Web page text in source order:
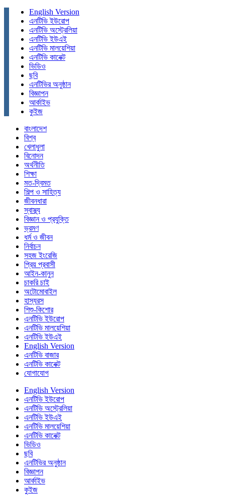
English Version
এনটিভি ইউরোপ
এনটিভি অস্ট্রেলিয়া
এনটিভি ইউএই
এনটিভি মালয়েশিয়া
এনটিভি কানেক্ট
ভিডিও
ছবি
এনটিভির অনুষ্ঠান
বিজ্ঞাপন
আর্কাইভ
কুইজ
বাংলাদেশ
বিশ্ব
খেলাধুলা
বিনোদন
অর্থনীতি
শিক্ষা
মত-দ্বিমত
শিল্প ও সাহিত্য
জীবনধারা
স্বাস্থ্য
বিজ্ঞান ও প্রযুক্তি
ভ্রমণ
ধর্ম ও জীবন
নির্বাচন
সহজ ইংরেজি
প্রিয় প্রবাসী
আইন-কানুন
চাকরি চাই
অটোমোবাইল
হাস্যরস
শিশু-কিশোর
এনটিভি ইউরোপ
এনটিভি মালয়েশিয়া
এনটিভি ইউএই
English Version
এনটিভি বাজার
এনটিভি কানেক্ট
যোগাযোগ
English Version
এনটিভি ইউরোপ
এনটিভি অস্ট্রেলিয়া
এনটিভি ইউএই
এনটিভি মালয়েশিয়া
এনটিভি কানেক্ট
ভিডিও
ছবি
এনটিভির অনুষ্ঠান
বিজ্ঞাপন
আর্কাইভ
কুইজ